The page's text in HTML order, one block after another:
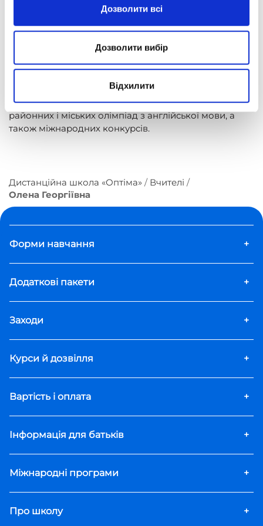
Дозволити всі
Дозволити вибір
Відхилити
British Council;
"Fulbright TEA Media Literacy", США.
Приділяє велику увагу роботі з обдарованими
дітьми. Учні Олени Георгіївни є переможцями
районних і міських олімпіад з англійської мови, а
також міжнародних конкурсів.
Дистанційна школа «Оптіма»
Вчителі
Олена Георгіївна
Форми навчання +
Додаткові пакети +
Заходи +
Курси й дозвілля +
Вартість і оплата +
Інформація для батьків +
Міжнародні програми +
Про школу +